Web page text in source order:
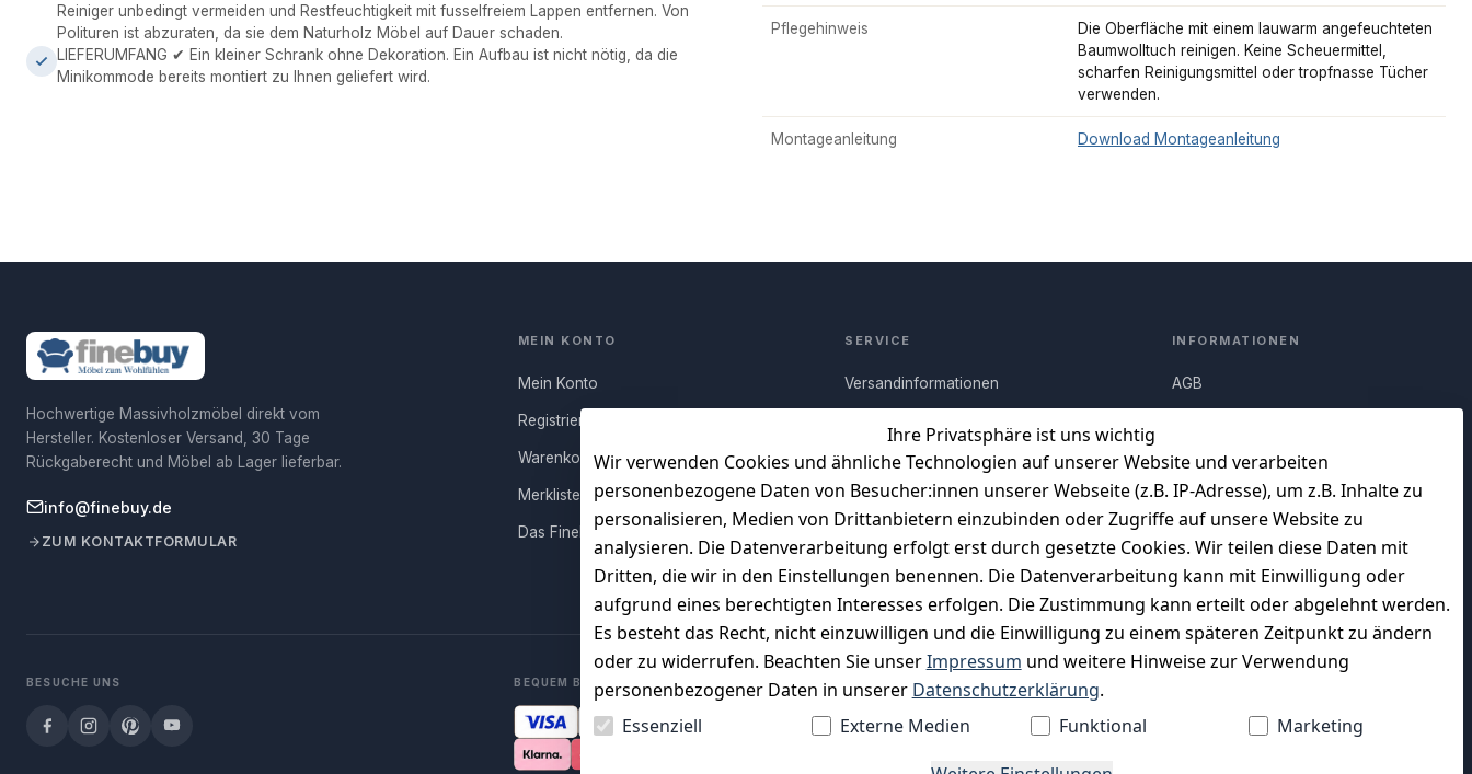
Reiniger unbedingt vermeiden und Restfeuchtigkeit mit fusselfreiem Lappen entfernen. Von
Polituren ist abzuraten, da sie dem Naturholz Möbel auf Dauer schaden.
LIEFERUMFANG ✔ Ein kleiner Schrank ohne Dekoration. Ein Aufbau ist nicht nötig, da die
Minikommode bereits montiert zu Ihnen geliefert wird.
Pflegehinweis
Die Oberfläche mit einem lauwarm angefeuchteten
Baumwolltuch reinigen. Keine Scheuermittel,
scharfen Reinigungsmittel oder tropfnasse Tücher
verwenden.
Montageanleitung Download Montageanleitung
Ihre Privatsphäre ist uns wichtig
Wir verwenden Cookies und ähnliche Technologien auf unserer Website und verarbeiten
personenbezogene Daten von Besucher:innen unserer Webseite (z.B. IP-Adresse), um z.B. Inhalte zu
personalisieren, Medien von Drittanbietern einzubinden oder Zugriffe auf unsere Website zu
analysieren. Die Datenverarbeitung erfolgt erst durch gesetzte Cookies. Wir teilen diese Daten mit
Dritten, die wir in den Einstellungen benennen. Die Datenverarbeitung kann mit Einwilligung oder
aufgrund eines berechtigten Interesses erfolgen. Die Zustimmung kann erteilt oder abgelehnt werden.
Es besteht das Recht, nicht einzuwilligen und die Einwilligung zu einem späteren Zeitpunkt zu ändern
oder zu widerrufen. Beachten Sie unserImpressum und weitere Hinweise zur Verwendung
personenbezogener Daten in unserer Datenschutzerklärung.
Essenziell
Externe Medien Funktional
Marketing
Hochwertige Massivholzmöbel direkt vom
Hersteller. Kostenloser Versand, 30 Tage
Rückgaberecht und Möbel ab Lager lieferbar.
info@finebuy.de
ZUM KONTAKTFORMULAR
MEIN KONTO
Mein Konto
Registrieren
Warenkorb
Merkliste
Das FineBuy-Magazin
SERVICE
Versandinformationen
Rücksendung
Persönlicher Rückruf
Erfahrungen
Vertrag widerrufen
INFORMATIONEN
AGB
Datenschutz
Impressum
Unser Unternehmen
Charity & Wohltätigkeit
BESUCHE UNS BEQUEM BEZAHLEN MIT WIR VERSENDEN MIT